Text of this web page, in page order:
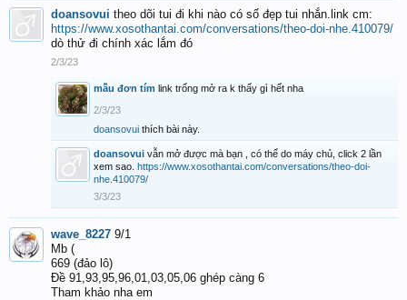
doansovui theo dõi tui đi khi nào có số đẹp tui nhắn.link cm:
https://www.xosothantai.com/conversations/theo-doi-nhe.410079/
dò thử đi chính xác lắm đó
2/3/23
mẫu đơn tím link trống mở ra k thấy gì hết nha
2/3/23
doansovui thích bài này.
doansovui vẫn mở được mà bạn , có thể do máy chủ, click 2 lần
xem sao. https://www.xosothantai.com/conversations/theo-doi-
nhe.410079/
3/3/23
wave_8227 9/1
Mb (
669 (đảo lô)
Đề 91,93,95,96,01,03,05,06 ghép càng 6
Tham khảo nha em